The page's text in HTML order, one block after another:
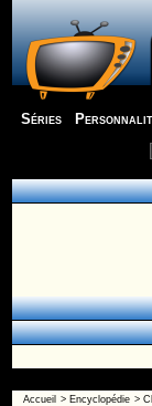
Séries
Accueil > Encyclopédie >